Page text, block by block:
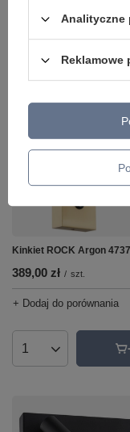
+ Dodaj do porównania
Kinkiet ROCK Argon 4737
389,00 zł / szt.
+ Dodaj do porównania
Ilość produktów
Analityczne
Reklamowe